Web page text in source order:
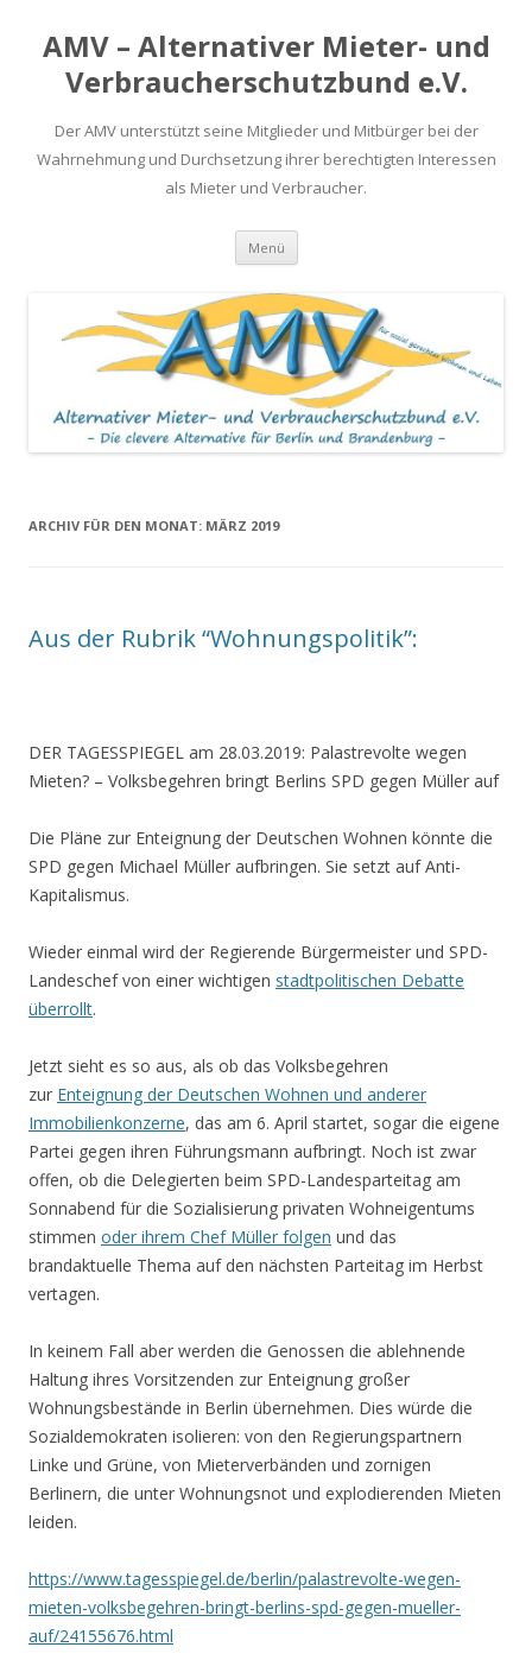
AMV – Alternativer Mieter- und
Verbraucherschutzbund e.V.
Der AMV unterstützt seine Mitglieder und Mitbürger bei der
Wahrnehmung und Durchsetzung ihrer berechtigten Interessen
als Mieter und Verbraucher.
Menü Springe
Inhalt
ARCHIV FÜR DEN MONAT: MÄRZ 2019
Aus der Rubrik “Wohnungspolitik”:
DER TAGESSPIEGEL am 28.03.2019: Palastrevolte wegen
Mieten? – Volksbegehren bringt Berlins SPD gegen Müller auf
Die Pläne zur Enteignung der Deutschen Wohnen könnte die
SPD gegen Michael Müller aufbringen. Sie setzt auf Anti-
Kapitalismus.
Wieder einmal wird der Regierende Bürgermeister und SPD-
Landeschef von einer wichtigen stadtpolitischen Debatte
überrollt.
Jetzt sieht es so aus, als ob das Volksbegehren
zur Enteignung der Deutschen Wohnen und anderer
Immobilienkonzerne, das am 6. April startet, sogar die eigene
Partei gegen ihren Führungsmann aufbringt. Noch ist zwar
offen, ob die Delegierten beim SPD-Landesparteitag am
Sonnabend für die Sozialisierung privaten Wohneigentums
stimmen oder ihrem Chef Müller folgen und das
brandaktuelle Thema auf den nächsten Parteitag im Herbst
vertagen.
In keinem Fall aber werden die Genossen die ablehnende
Haltung ihres Vorsitzenden zur Enteignung großer
Wohnungsbestände in Berlin übernehmen. Dies würde die
Sozialdemokraten isolieren: von den Regierungspartnern
Linke und Grüne, von Mieterverbänden und zornigen
Berlinern, die unter Wohnungsnot und explodierenden Mieten
leiden.
https://www.tagesspiegel.de/berlin/palastrevolte-wegen-
mieten-volksbegehren-bringt-berlins-spd-gegen-mueller-
auf/24155676.html